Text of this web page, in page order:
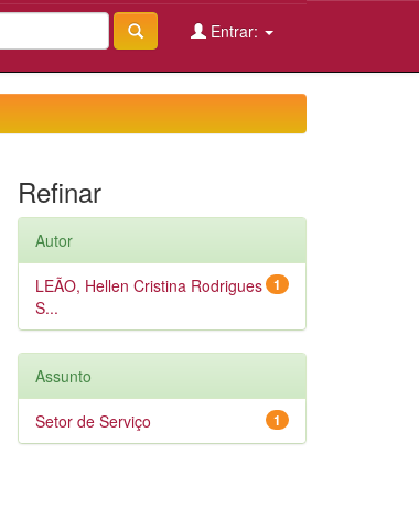
Entrar:
Refinar
Autor
1
LEÃO, Hellen Cristina Rodrigues
S...
Assunto
1
Setor de Serviço